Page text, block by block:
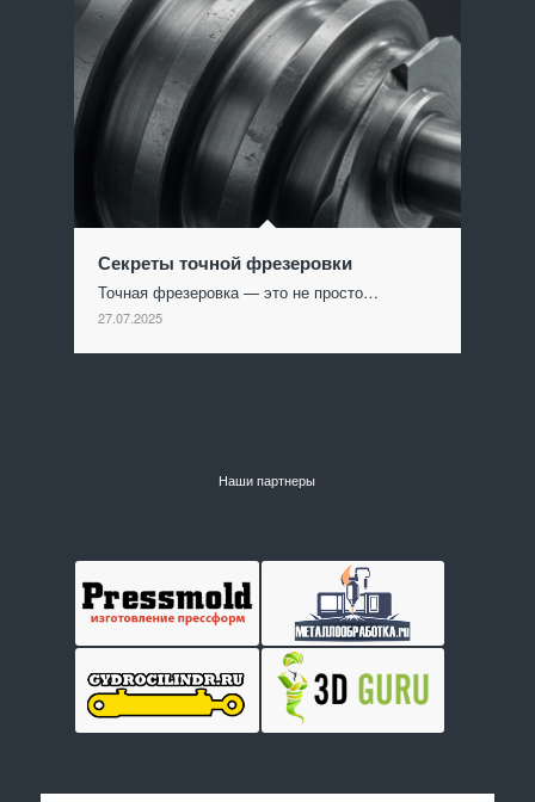
Секреты точной фрезеровки
Точная фрезеровка — это не просто…
27.07.2025
Наши партнеры